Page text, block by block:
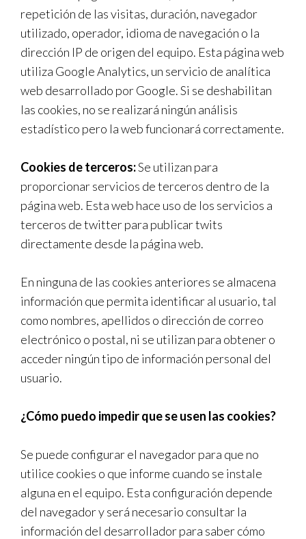
repetición de las visitas, duración, navegador
utilizado, operador, idioma de navegación o la
dirección IP de origen del equipo. Esta página web
utiliza Google Analytics, un servicio de analítica
web desarrollado por Google. Si se deshabilitan
las cookies, no se realizará ningún análisis
estadístico pero la web funcionará correctamente.
Cookies de terceros:Se utilizan para
proporcionar servicios de terceros dentro de la
página web. Esta web hace uso de los servicios a
terceros de twitter para publicar twits
directamente desde la página web.
En ninguna de las cookies anteriores se almacena
información que permita identificar al usuario, tal
como nombres, apellidos o dirección de correo
electrónico o postal, ni se utilizan para obtener o
acceder ningún tipo de información personal del
usuario.
¿Cómo puedo impedir que se usen las cookies?
Se puede configurar el navegador para que no
utilice cookies o que informe cuando se instale
alguna en el equipo. Esta configuración depende
del navegador y será necesario consultar la
información del desarrollador para saber cómo